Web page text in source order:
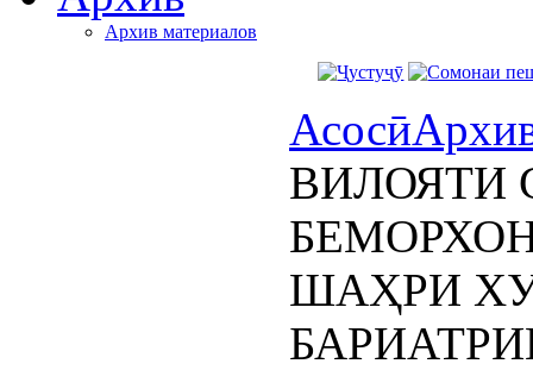
Архив материалов
Асосӣ
ВИЛОЯТИ
ШАҲРИ